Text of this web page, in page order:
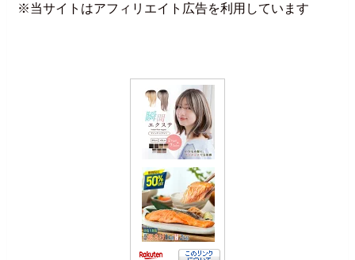
※当サイトはアフィリエイト広告を利用しています